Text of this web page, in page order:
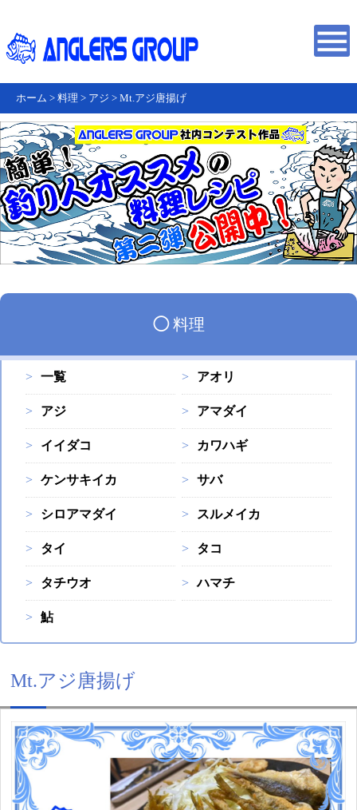
ホーム > 料理 > アジ > Mt.アジ唐揚げ
◯料理
一覧 アオリ
アジ アマダイ
イイダコ カワハギ
ケンサキイカ サバ
シロアマダイ スルメイカ
タイ タコ
タチウオ ハマチ
鮎
Mt.アジ唐揚げ